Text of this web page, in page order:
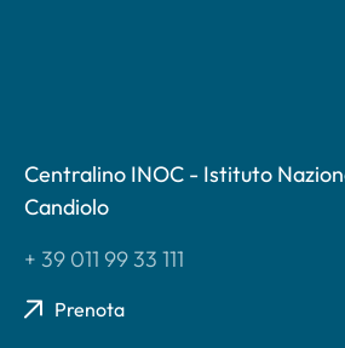
Centralino INOC - Istituto
Candiolo
+ 39 011 99 33 111
Prenota